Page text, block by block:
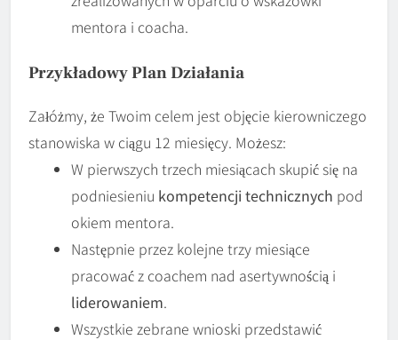
mentora i coacha.
Przykładowy Plan Działania
Załóżmy, że Twoim celem jest objęcie kierowniczego
stanowiska w ciągu 12 miesięcy. Możesz:
W pierwszych trzech miesiącach skupić się na
podniesieniu kompetencji technicznych pod
okiem mentora.
Następnie przez kolejne trzy miesiące
pracować z coachem nad asertywnością i
liderowaniem.
Wszystkie zebrane wnioski przedstawić